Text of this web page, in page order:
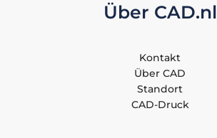
Über CAD.nl
Kontakt
Über CAD
Standort
CAD-Druck